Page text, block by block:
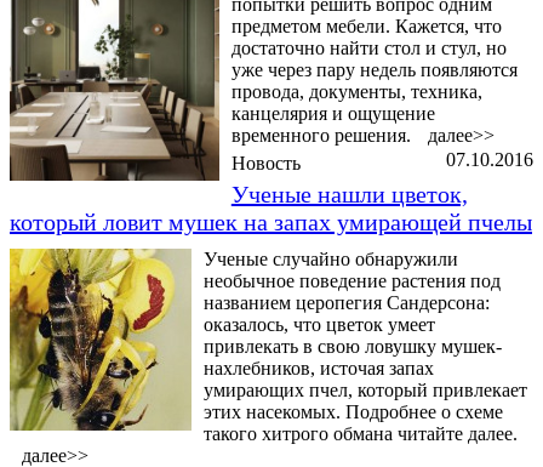
предметом мебели. Кажется, что
достаточно найти стол и стул, но
уже через пару недель появляются
провода, документы, техника,
канцелярия и ощущение
временного решения.
далее>>
07.10.2016
Новость
Ученые нашли цветок,
который ловит мушек на запах умирающей пчелы
Ученые случайно обнаружили
необычное поведение растения под
названием церопегия Сандерсона:
оказалось, что цветок умеет
привлекать в свою ловушку мушек-
нахлебников, источая запах
умирающих пчел, который привлекает
этих насекомых. Подробнее о схеме
такого хитрого обмана читайте далее.
далее>>